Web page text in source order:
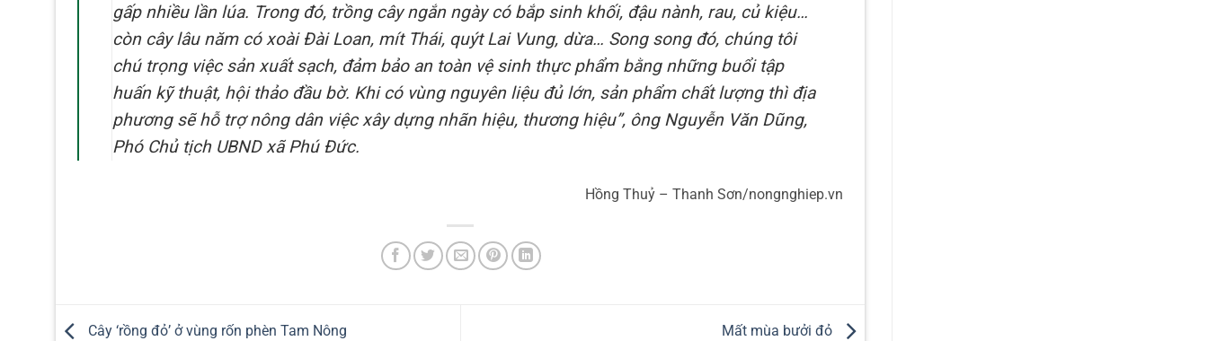
gấp nhiều lần lúa. Trong đó, trồng cây ngắn ngày có bắp sinh khối, đậu nành, rau, củ kiệu…
còn cây lâu năm có xoài Đài Loan, mít Thái, quýt Lai Vung, dừa… Song song đó, chúng tôi
chú trọng việc sản xuất sạch, đảm bảo an toàn vệ sinh thực phẩm bằng những buổi tập
huấn kỹ thuật, hội thảo đầu bờ. Khi có vùng nguyên liệu đủ lớn, sản phẩm chất lượng thì địa
phương sẽ hỗ trợ nông dân việc xây dựng nhãn hiệu, thương hiệu”, ông Nguyễn Văn Dũng,
Phó Chủ tịch UBND xã Phú Đức.
Hồng Thuỷ – Thanh Sơn/nongnghiep.vn
Cây ‘rồng đỏ’ ở vùng rốn phèn Tam Nông Mất mùa bưởi đỏ